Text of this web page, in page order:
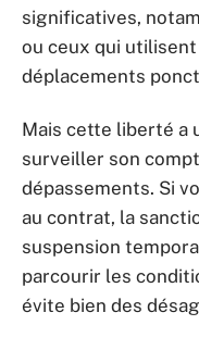
significatives,
ou ceux qui
déplacements
Mais cette liberté a
surveiller son
dépassements. Si
au contrat, la
suspension
parcourir les
évite bien des